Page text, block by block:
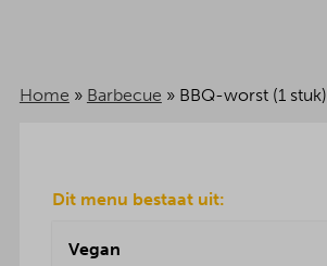
Home » Barbecue » BBQ-worst (1 stuk)
Dit menu bestaat uit:
Vegan